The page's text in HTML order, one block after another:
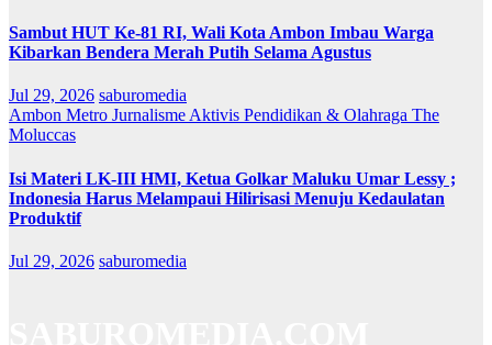
Sambut HUT Ke-81 RI, Wali Kota Ambon Imbau Warga
Kibarkan Bendera Merah Putih Selama Agustus
Jul 29, 2026 saburomedia
Ambon Metro Jurnalisme Aktivis Pendidikan & Olahraga The
Moluccas
Isi Materi LK-III HMI, Ketua Golkar Maluku Umar Lessy ;
Indonesia Harus Melampaui Hilirisasi Menuju Kedaulatan
Produktif
Jul 29, 2026 saburomedia